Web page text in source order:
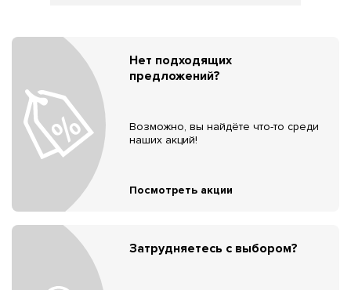
Нет подходящих
предложений?
Возможно, вы найдёте что-то среди
наших акций!
Посмотреть акции
Затрудняетесь с выбором?